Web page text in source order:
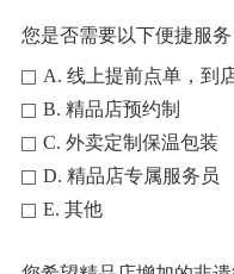
您是否需要以下便捷服务
A. 线上提前点单，到
B. 精品店预约制
C. 外卖定制保温包装
D. 精品店专属服务员
E. 其他